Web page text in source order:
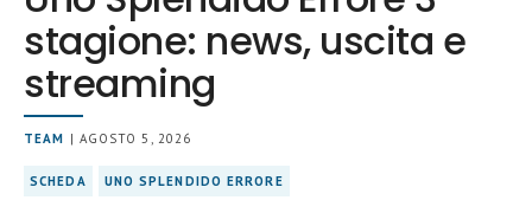
stagione: news, uscita e
streaming
TEAM | AGOSTO 5, 2026
SCHEDA UNO SPLENDIDO ERRORE